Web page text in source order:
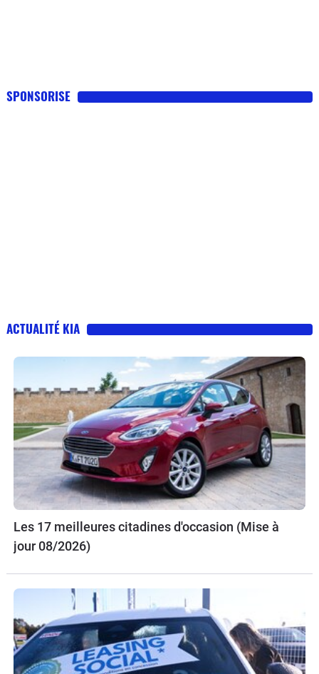
SPONSORISE
ACTUALITÉ KIA
Les 17 meilleures citadines d'occasion (Mise à
jour 08/2026)